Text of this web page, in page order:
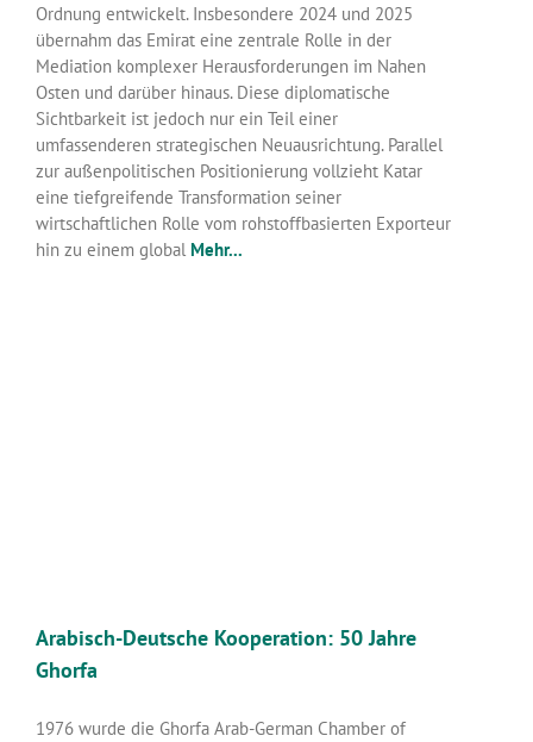
Ordnung entwickelt. Insbesondere 2024 und 2025
übernahm das Emirat eine zentrale Rolle in der
Mediation komplexer Herausforderungen im Nahen
Osten und darüber hinaus. Diese diplomatische
Sichtbarkeit ist jedoch nur ein Teil einer
umfassenderen strategischen Neuausrichtung. Parallel
zur außenpolitischen Positionierung vollzieht Katar
eine tiefgreifende Transformation seiner
wirtschaftlichen Rolle vom rohstoffbasierten Exporteur
hin zu einem global Mehr...
Arabisch-Deutsche Kooperation: 50 Jahre
Ghorfa
1976 wurde die Ghorfa Arab-German Chamber of